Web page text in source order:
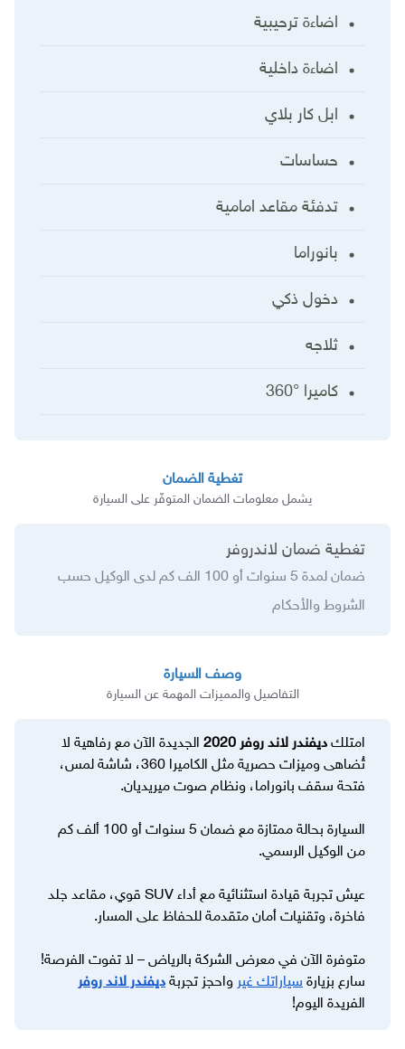
اضاءة ترحيبية
اضاءة داخلية
ابل كار بلاي
حساسات
تدفئة مقاعد امامية
بانوراما
دخول ذكي
ثلاجه
كاميرا °360
تغطية الضمان
يشمل معلومات الضمان المتوفّر على السيارة
تغطية ضمان لاندروفر
الشروط والأحكام
وصف السيارة
التفاصيل والمميزات المهمة عن السيارة
امتلك ديفندر لاند روفر 2020
الجديدة الآن مع رفاهية لا
تُضاهى وميزات حصرية مثل الكاميرا 360، شاشة لمس،
فتحة سقف بانوراما، ونظام صوت ميريديان.
السيارة بحالة ممتازة مع ضمان 5 سنوات أو 100 ألف كم
من الوكيل الرسمي.
عيش تجربة قيادة استثنائية مع أداء SUV قوي، مقاعد جلد
فاخرة، وتقنيات أمان متقدمة للحفاظ على المسار.
متوفرة الآن في معرض الشركة بالرياض – لا تفوت الفرصة!
سارع بزيارة سياراتك غير واحجز تجربة ديفندر لاند روفر
الفريدة اليوم!